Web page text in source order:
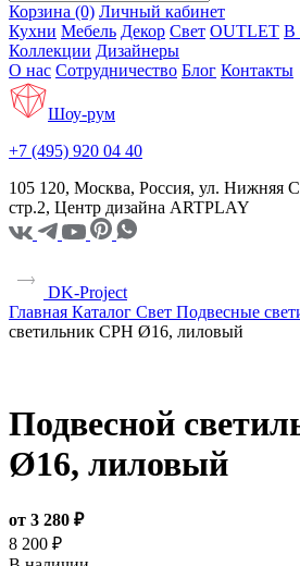
Корзина (0) Личный кабинет
Кухни Мебель Декор Свет OUTLET В
Коллекции Дизайнеры
О нас Сотрудничество Блог Контакты
Шоу-рум
+7 (495) 920 04 40
105 120, Москва, Россия, ул. Нижняя
стр.2, Центр дизайна ARTPLAY
DK-Project
Главная Каталог Свет Подвесные
светильник CPH Ø16, лиловый
Подвесной
Ø16, лиловый
от 3 280 ₽
8 200 ₽